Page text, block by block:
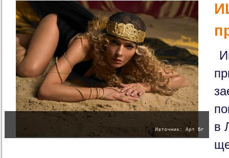
Източник: Арт бг
в